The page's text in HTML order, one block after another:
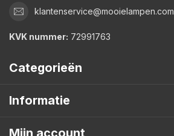
klantenservice@mooielampen.com
KVK nummer: 72991763
Categorieën
Informatie
Mijn account